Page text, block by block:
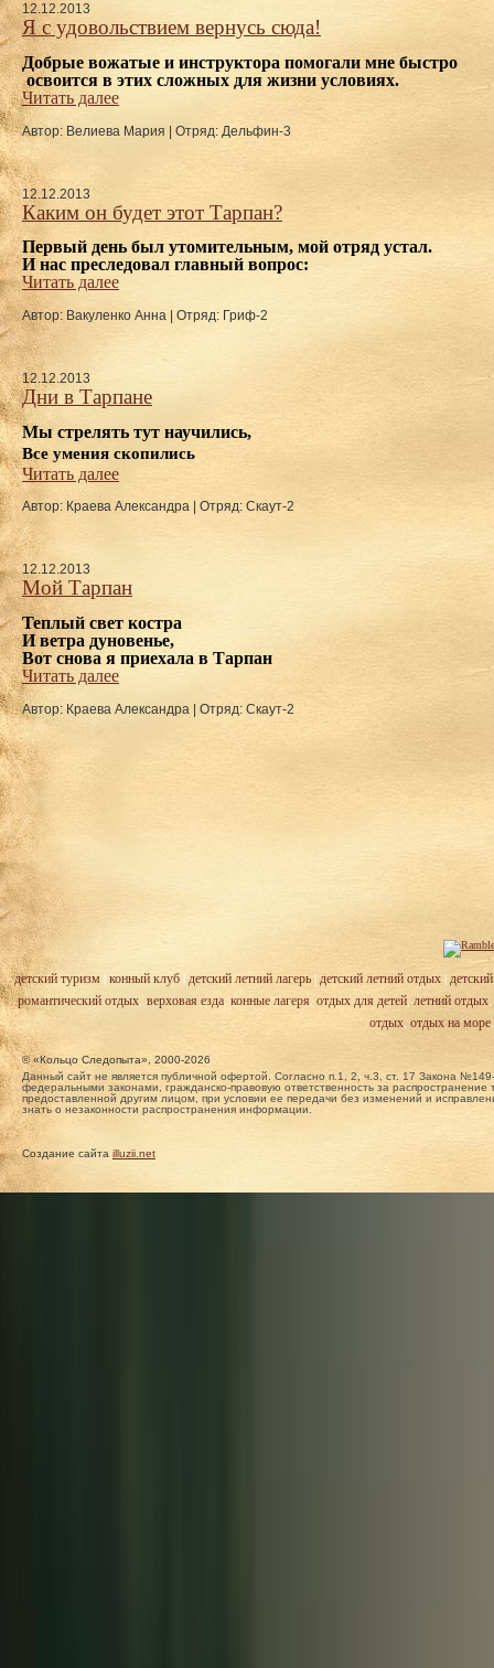
12.12.2013
Я с удовольствием вернусь сюда!
Добрые вожатые и инструктора помогали мне быстро
освоится в этих сложных для жизни условиях.
Читать далее
Автор: Велиева Мария | Отряд: Дельфин-3
12.12.2013
Каким он будет этот Тарпан?
Первый день был утомительным, мой отряд устал.
И нас преследовал главный вопрос:
Читать далее
Автор: Вакуленко Анна Отряд: Гриф-2
12.12.2013
Дни в Тарпане
Мы стрелять тут научились,
Все умения скопились
Читать далее
Автор: Краева Александра Отряд: Скаут-2
12.12.2013
Мой Тарпан
Теплый свет костра
И ветра дуновенье,
Вот снова я приехала в Тарпан
Читать далее
Автор: Краева Александра | Отряд: Скаут-2
детский туризм| конный клуб| детский летний лагерь| детский летний отдых|
романтический отдых, верховая езда, конные лагеря отдых для детей, летний отдых,
отдых, отдых на море
© «Кольцо Следопыта», 2000-2026
Данный сайт не является публичной офертой. Согласно п.1, 2, ч.3, ст. 17 Закона
федеральными законами, гражданско-правовую ответственность за
предоставленной другим лицом, при условии ее передачи без изменений и
знать о незаконности распространения информации.
Создание сайта illuzii.net